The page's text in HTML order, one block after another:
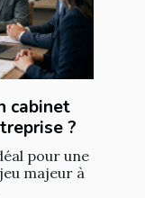
cabinet
?
pour une
majeur à